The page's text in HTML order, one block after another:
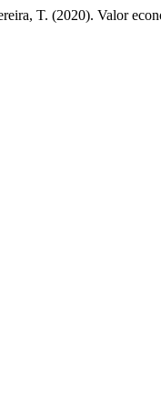
T. (2020). Valor